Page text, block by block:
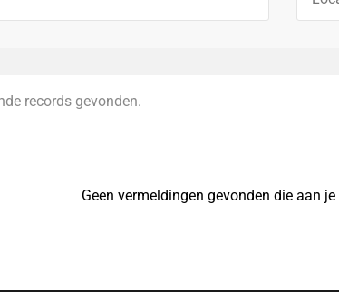
records gevonden.
Geen vermeldingen gevonden die aan